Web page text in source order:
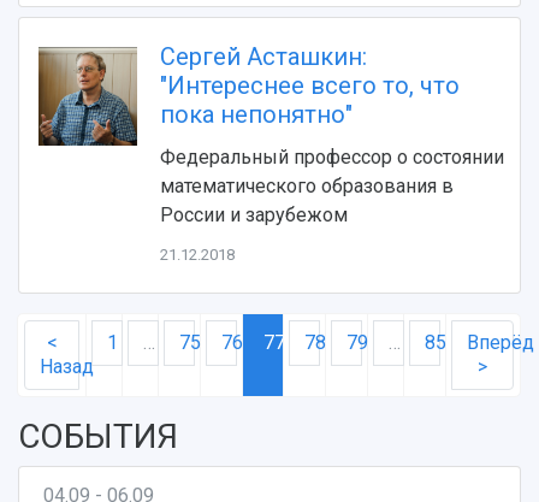
Сергей Асташкин:
"Интереснее всего то, что
пока непонятно"
Федеральный профессор о состоянии
математического образования в
России и зарубежом
21.12.2018
<
Назад
1 … 75 76 77 78 79 … 85
Вперёд
>
СОБЫТИЯ
04.09 - 06.09